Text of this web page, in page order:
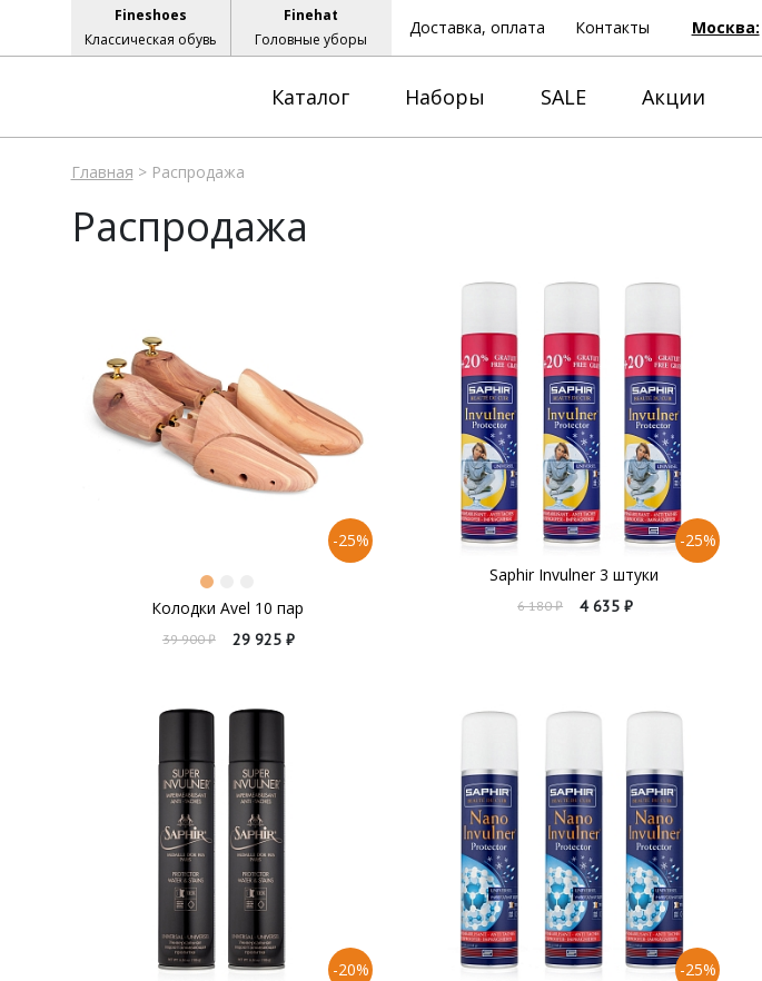
Fineshoes
Классическая обувь
Finehat
Головные уборы
Доставка, оплата Контакты Москва:
Каталог Наборы SALE Акции
Главная > Распродажа
Распродажа
-25%
Колодки Avel 10 пар
39 900 ₽ 29 925 ₽
-25%
Saphir Invulner 3 штуки
6 180 ₽ 4 635 ₽
-20%
-25%